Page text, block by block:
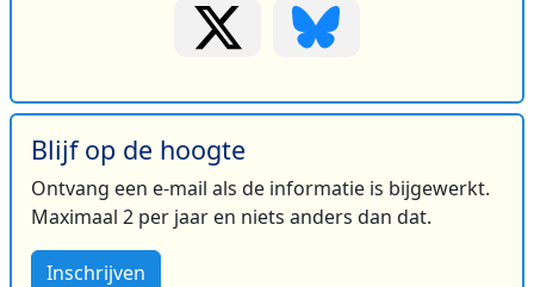
Blijf op de hoogte
Ontvang een e-mail als de informatie is bijgewerkt.
Maximaal 2 per jaar en niets anders dan dat.
Inschrijven